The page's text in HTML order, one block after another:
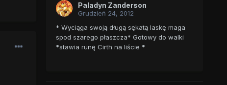
Paladyn Zanderson
Grudzień 24, 2012
* Wyciąga swoją długą sękatą laskę maga
spod szarego płaszcza* Gotowy do walki
*stawia runę Cirth na liście *